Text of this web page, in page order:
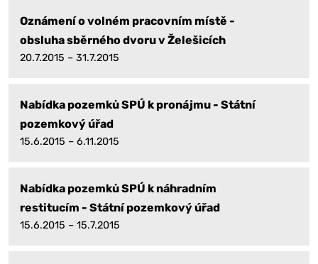
Oznámení o volném pracovním místě -
obsluha sběrného dvoru v Želešicích
20.7.2015 – 31.7.2015
Nabídka pozemků SPÚ k pronájmu - Státní
pozemkový úřad
15.6.2015 – 6.11.2015
Nabídka pozemků SPÚ k náhradním
restitucím - Státní pozemkový úřad
15.6.2015 – 15.7.2015